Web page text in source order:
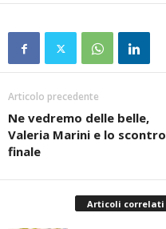
Articolo precedente
Ne vedremo delle belle,
Valeria Marini e lo scontro
finale
Articoli correlati